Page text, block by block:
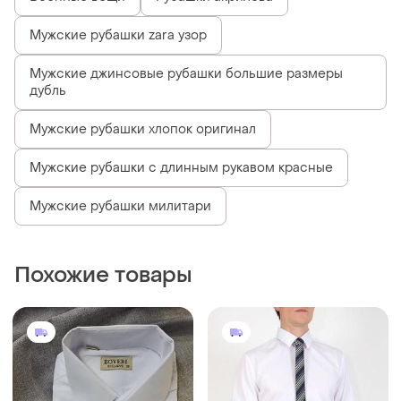
Мужские рубашки zara узор
Мужские джинсовые рубашки большие размеры
дубль
Мужские рубашки хлопок оригинал
Мужские рубашки с длинным рукавом красные
Мужские рубашки милитари
Похожие товары